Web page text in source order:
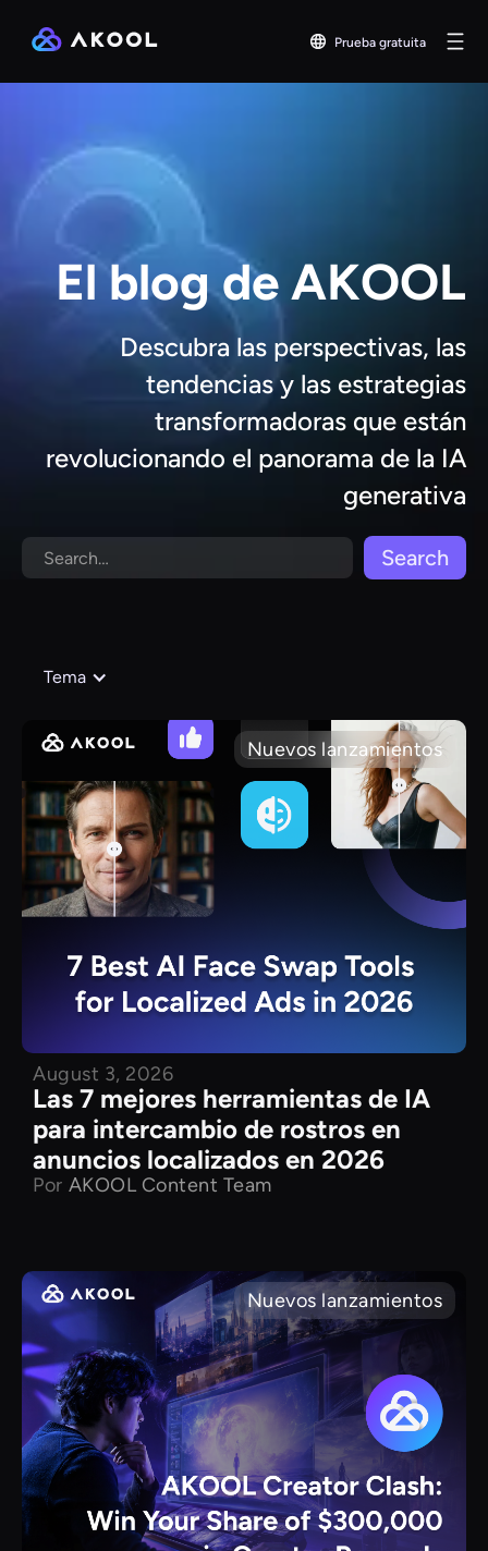
Prueba gratuita
El blog de AKOOL
Descubra las perspectivas, las
tendencias y las estrategias
transformadoras que están
revolucionando el panorama de la IA
generativa
Tema
Nuevos lanzamientos
August 3, 2026
Las 7 mejores herramientas de IA
para intercambio de rostros en
anuncios localizados en 2026
Por AKOOL Content Team
Nuevos lanzamientos